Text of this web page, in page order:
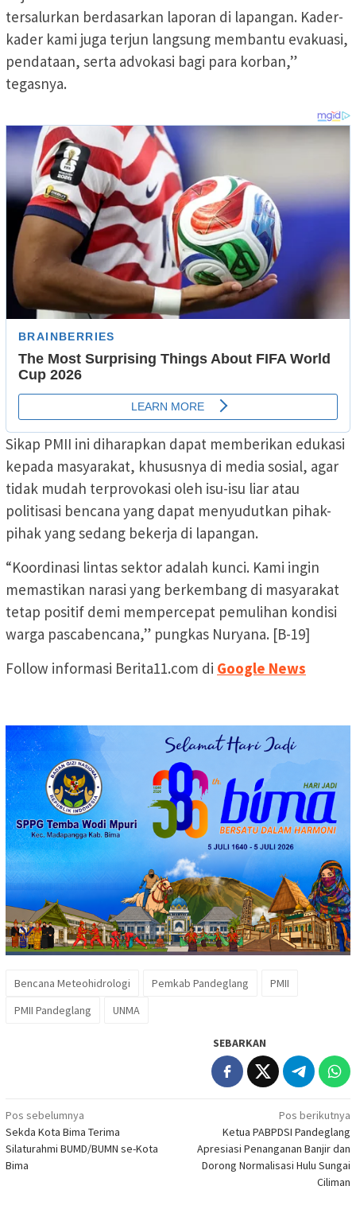
tersalurkan berdasarkan laporan di lapangan. Kader-
kader kami juga terjun langsung membantu evakuasi,
pendataan, serta advokasi bagi para korban,”
tegasnya.
Sikap PMII ini diharapkan dapat memberikan edukasi
kepada masyarakat, khususnya di media sosial, agar
tidak mudah terprovokasi oleh isu-isu liar atau
politisasi bencana yang dapat menyudutkan pihak-
pihak yang sedang bekerja di lapangan.
“Koordinasi lintas sektor adalah kunci. Kami ingin
memastikan narasi yang berkembang di masyarakat
tetap positif demi mempercepat pemulihan kondisi
warga pascabencana,” pungkas Nuryana. [B-19]
Follow informasi Berita11.com di Google News
Bencana Meteohidrologi Pemkab Pandeglang
PMII
PMII Pandeglang
UNMA
SEBARKAN
Navigasi
pos
Pos sebelumnya
Sekda Kota Bima Terima
Silaturahmi BUMD/BUMN se-Kota
Bima
Pos berikutnya
Ketua PABPDSI Pandeglang
Apresiasi Penanganan Banjir dan
Dorong Normalisasi Hulu Sungai
Ciliman